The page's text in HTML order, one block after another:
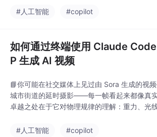
作效率和创作能力。希望本文能帮助您顺利完
#人工智能 #copilot
如何通过终端使用 Claude
P 生成 AI 视频
📘你可能在社交媒体上见过由 Sora 生成的视
城市街道的延时摄影——每一帧看起来都像真
卓越之处在于它对物理规律的理解：重力、光
端使用 Sora 的视频生成能力。
#人工智能 #copilot